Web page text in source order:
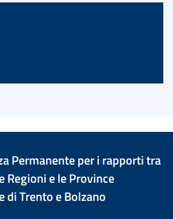
Permanente per i rapporti tra
Regioni e le Province
di Trento e Bolzano